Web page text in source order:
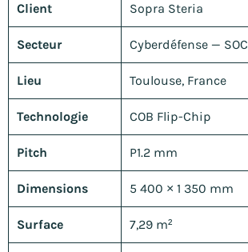
Client Sopra Steria
Secteur Cyberdéfense — SOC
Lieu Toulouse, France
Technologie COB Flip-Chip
Pitch P1.2 mm
Dimensions 5 400 × 1 350 mm
Surface 7,29 m²